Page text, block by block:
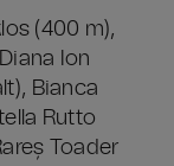
(400 m),
Ion
Bianca
Rutto
Toader